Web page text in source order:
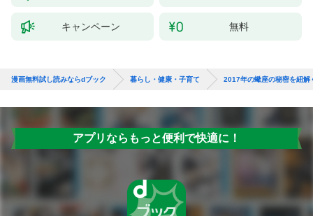
キャンペーン 無料
漫画無料試し読みならdブック 暮らし・健康・子育て 2017年の蠍座の秘密を紐解
アプリならもっと便利で快適に！